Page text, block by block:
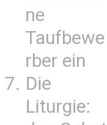
ne
Taufbewe
rber ein
Die
Liturgie: